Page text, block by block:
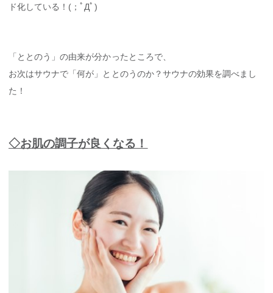
ド化している！(；ﾟДﾟ)
「ととのう」の由来が分かったところで、
お次はサウナで「何が」ととのうのか？サウナの効果を調べまし
た！
◇お肌の調子が良くなる！